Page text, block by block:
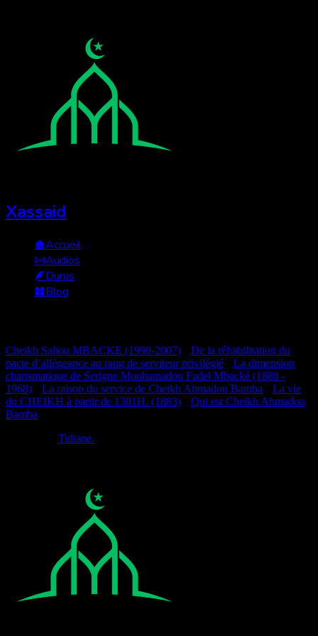
Xassaid
Accueil
Audios
Durus
Blog
Cheikh Saliou MBACKE (1990-2007)
De la réhabilitation du
pacte d’allégeance au rang de serviteur privilégié
La dimension
charismatique de Serigne Mouhamadou Fadel Mbacké (1888 -
1968)
La raison du service de Cheikh Ahmadou Bamba
La vie
du CHEIKH à partir de 1301H. (1883)
Qui est Cheikh Ahmadou
Bamba
Tidiane.